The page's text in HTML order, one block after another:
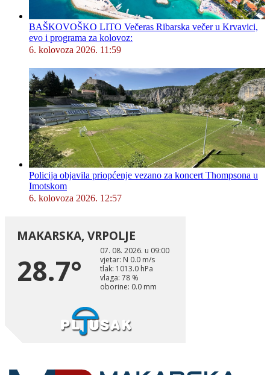
BAŠKOVOŠKO LITO Večeras Ribarska večer u Krvavici,
evo i programa za kolovoz:
6. kolovoza 2026. 11:59
Policija objavila priopćenje vezano za koncert Thompsona u
Imotskom
6. kolovoza 2026. 12:57